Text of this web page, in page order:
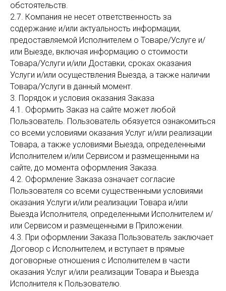
обстоятельств.
2.7. Компания не несет ответственность за
содержание и/или актуальность информации,
предоставляемой Исполнителем о Товаре/Услуге и/
или Выезде, включая информацию о стоимости
Товара/Услуги и/или Доставки, сроках оказания
Услуги и/или осуществления Выезда, а также наличии
Товара/Услуги в данный момент.
3. Порядок и условия оказания Заказа
4.1. Оформить Заказ на сайте может любой
Пользователь. Пользователь обязуется ознакомиться
со всеми условиями оказания Услуг и/или реализации
Товара, а также условиями Выезда, определенными
Исполнителем и/или Сервисом и размещенными на
сайте, до момента оформления Заказа.
4.2. Оформление Заказа означает согласие
Пользователя со всеми существенными условиями
оказания Услуги и/или реализации Товара и/или
Выезда Исполнителя, определенными Исполнителем и/
или Сервисом и размещенными в Приложении.
4.3. При оформлении Заказа Пользователь заключает
Договор с Исполнителем, и вступает в прямые
договорные отношения с Исполнителем в части
оказания Услуг и/или реализации Товара и Выезда
Исполнителя к Пользователю.